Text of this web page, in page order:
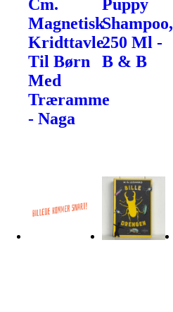
Cm.
Magnetisk
Kridttavle
Til Børn
Med
Træramme
- Naga
Puppy
Shampoo,
250 Ml -
B & B